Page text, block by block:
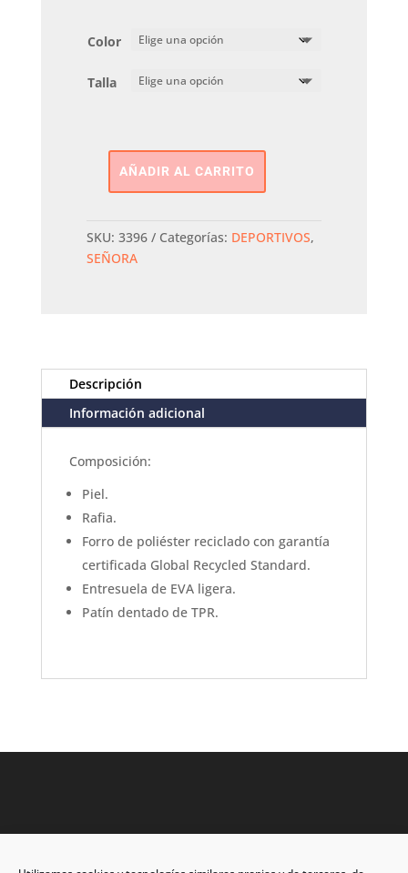
Color
Talla
Deportiva
cantidad
AÑADIR AL CARRITO
SKU: 3396 Categorías: DEPORTIVOS,
SEÑORA
Descripción
Información adicional
Composición:
Piel.
Rafia.
Forro de poliéster reciclado con garantía
certificada Global Recycled Standard.
Entresuela de EVA ligera.
Patín dentado de TPR.